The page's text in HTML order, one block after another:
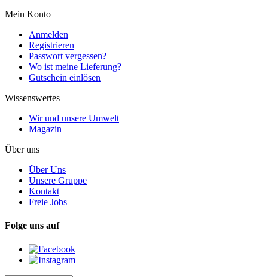
Mein Konto
Anmelden
Registrieren
Passwort vergessen?
Wo ist meine Lieferung?
Gutschein einlösen
Wissenswertes
Wir und unsere Umwelt
Magazin
Über uns
Über Uns
Unsere Gruppe
Kontakt
Freie Jobs
Folge uns auf